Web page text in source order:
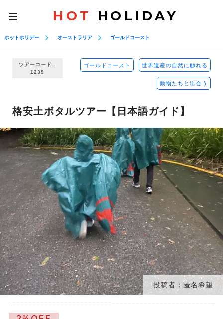
toggle
navigation
HOT HOLIDAY
ホットホリデー オーストラリア ゴールドコースト
ツアーコード :
1239
ゴールドコースト 世界遺産の自然に触れる
動物たちと出会う
格安土ボタルツアー【日本語ガイド】
投稿者：匿名希望